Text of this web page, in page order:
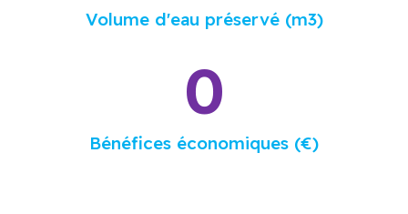
Volume d'eau préservé (m3)
Bénéfices économiques (€)
0